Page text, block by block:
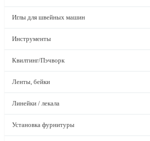
Иглы для швейных машин
Инструменты
Квилтинг/Пэчворк
Ленты, бейки
Линейки / лекала
Установка фурнитуры